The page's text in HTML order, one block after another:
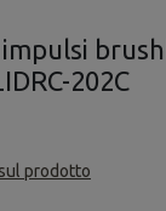
202C
prodotto